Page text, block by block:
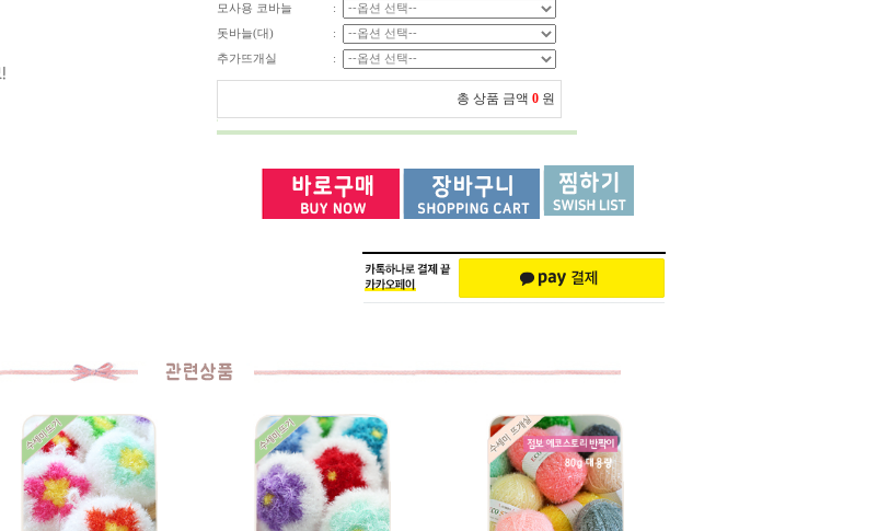
모사용 코바늘
:
돗바늘(대)
:
추가뜨개실
:
총 상품 금액 0 원